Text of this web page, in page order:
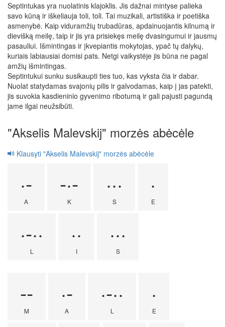
Septintukas yra nuolatinis klajoklis. Jis dažnai mintyse palieka
savo kūną ir iškeliauja toli, toli. Tai muzikali, artistiška ir poetiška
asmenybė. Kaip viduramžių trubadūras, apdainuojantis kilnumą ir
dievišką meilę, taip ir jis yra prisiekęs meilę dvasingumui ir jausmų
pasauliui. Išmintingas ir įkvepiantis mokytojas, ypač tų dalykų,
kuriais labiausiai domisi pats. Netgi vaikystėje jis būna ne pagal
amžių išmintingas.
Septintukui sunku susikaupti ties tuo, kas vyksta čia ir dabar.
Nuolat statydamas svajonių pilis ir galvodamas, kaip į jas patekti,
jis suvokia kasdieninio gyvenimo ribotumą ir gali pajusti pagundą
jame ilgai neužsibūti.
"Akselis Malevskij" morzės abėcėle
Klausyti "Akselis Malevskij" morzės abėcėle
·-
A
-·-
K
···
S
·
E
·-··
L
··
I
···
S
--
M
·-
A
·-··
L
·
E